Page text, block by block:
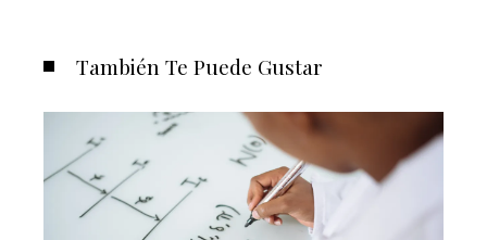
También Te Puede Gustar